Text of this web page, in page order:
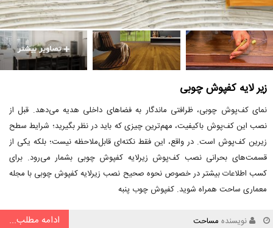
زیر لایه کفپوش چوبی
نمای کف‌پوش چوبی، ظرافتی ماندگار به فضاهای داخلی هدیه می‌دهد. قبل از
نصب این کف‌پوش باکیفیت، مهم‌ترین چیزی که باید در نظر بگیرید؛ شرایط سطح
زیرین کف‌پوش است. در واقع، این فقط نکته‌ای قابل‌ملاحظه نیست؛ بلکه یکی از
قسمت‌های بحرانی نصب کف‌پوش زیرلایه کفپوش چوبی بشمار می‌رود. برای
کسب اطلاعات بیشتر در خصوص نحوه صحیح نصب زیرلایه کفپوش چوبی با مجله
معماری ساحت همراه شوید. کفپوش چوب پنبه
نویسنده مساحت ادامه مطلب...